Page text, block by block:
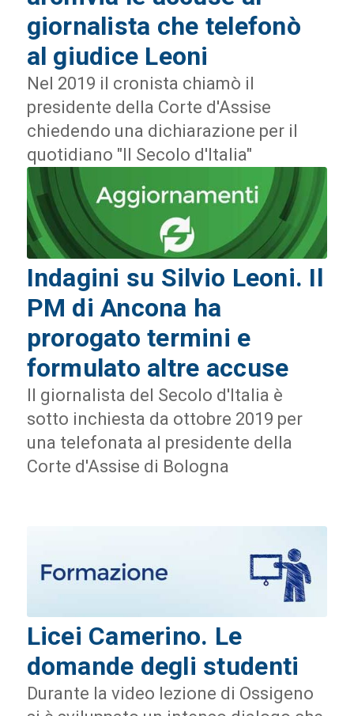
giornalista che telefonò
al giudice Leoni
Nel 2019 il cronista chiamò il
presidente della Corte d'Assise
chiedendo una dichiarazione per il
quotidiano "Il Secolo d'Italia"
Indagini su Silvio Leoni. Il
PM di Ancona ha
prorogato termini e
formulato altre accuse
Il giornalista del Secolo d'Italia è
sotto inchiesta da ottobre 2019 per
una telefonata al presidente della
Corte d'Assise di Bologna
Licei Camerino. Le
domande degli studenti
Durante la video lezione di Ossigeno